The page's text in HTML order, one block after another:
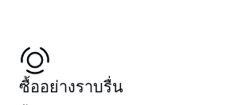
ซื้ออย่างราบรื่น